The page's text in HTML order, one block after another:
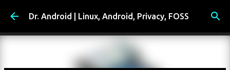
Μετάβαση στο κύριο περιεχόμενο
Dr. Android | Linux, Android, Privacy, FOSS